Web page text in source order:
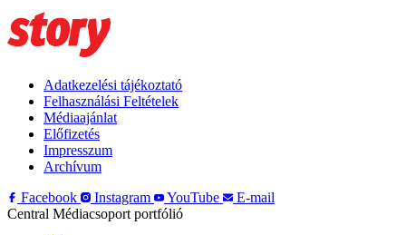
Adatkezelési tájékoztató
Felhasználási Feltételek
Médiaajánlat
Előfizetés
Impresszum
Archívum
Facebook
Instagram YouTube
E-mail
Central Médiacsoport portfólió